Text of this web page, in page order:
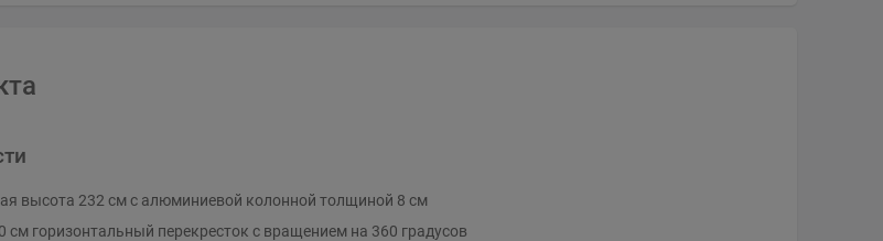
высота 232 см с алюминиевой колонной толщиной 8 см
горизонтальный перекресток с вращением на 360 градусов